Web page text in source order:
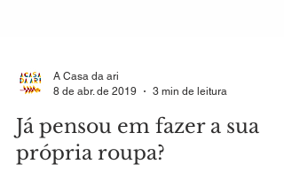
8 de abr. de 2019
3 min de leitura
Já pensou em fazer a sua